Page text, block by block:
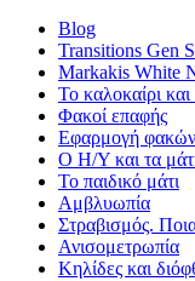
Blog
Transitions Gen S
Markakis White
Το καλοκαίρι
Φακοί επαφής
Εφαρμογή
Ο Η/Υ και τα
Το παιδικό μάτι
Αμβλυωπία
Στραβισμός.
Ανισομετρωπία
Κηλίδες και